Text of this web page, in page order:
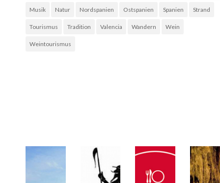
Musik Natur Nordspanien Ostspanien Spanien Strand
Tourismus Tradition Valencia Wandern Wein
Weintourismus